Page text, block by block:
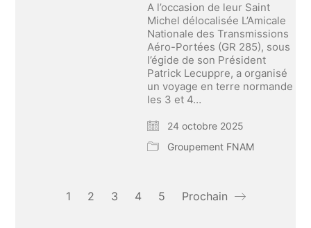
A l’occasion de leur Saint
Michel délocalisée L’Amicale
Nationale des Transmissions
Aéro-Portées (GR 285), sous
l’égide de son Président
Patrick Lecuppre, a organisé
un voyage en terre normande
les 3 et 4…
24 octobre 2025
Groupement FNAM
1 2 3 4 5 Prochain